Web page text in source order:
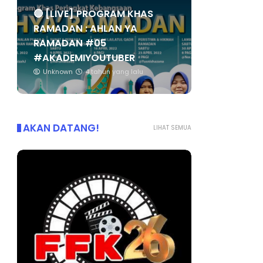
🔴 [LIVE] PROGRAM KHAS
RAMADAN : AHLAN YA
RAMADAN #05
#AKADEMIYOUTUBER
Unknown 4 tahun yang lalu